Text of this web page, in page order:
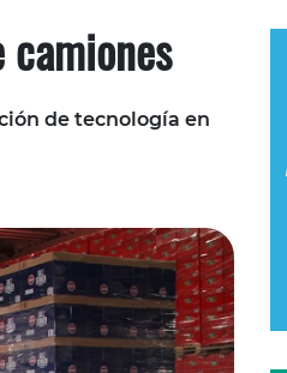
Email
de tecnología en